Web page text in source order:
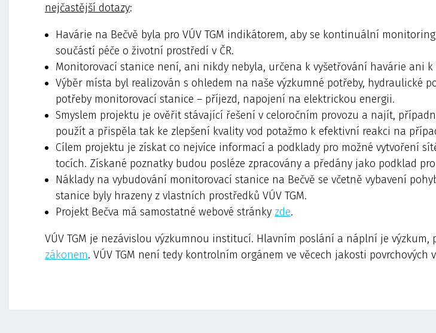
nejčastější dotazy:
Havárie na Bečvě byla pro VÚV TGM indikátorem, aby se kontinuální
součástí péče o životní prostředí v ČR.
Monitorovací stanice není, ani nikdy nebyla, určena k vyšetřování havárie ani
Výběr místa byl realizován s ohledem na naše výzkumné potřeby,
potřeby monitorovací stanice – příjezd, napojení na elektrickou energii.
Smyslem projektu je ověřit stávající řešení v celoročním provozu a najít,
použít a přispěla tak ke zlepšení kvality vod potažmo k efektivní reakci na
Cílem projektu je získat co nejvíce informací a podklady pro možné vytvoření
tocích. Získané poznatky budou posléze zpracovány a předány jako podklad
Náklady na vybudování monitorovací stanice na Bečvě se včetně vybavení
stanice byly hrazeny z vlastních prostředků VÚV TGM.
Projekt Bečva má samostatné webové stránky zde.
VÚV TGM je nezávislou výzkumnou institucí. Hlavním poslání a náplní je
zákonem. VÚV TGM není tedy kontrolním orgánem ve věcech jakosti povrchových